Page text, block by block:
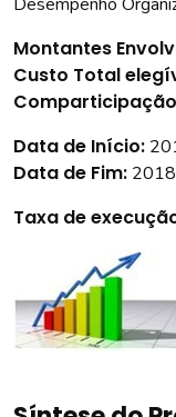
Montantes
Custo Total
Comparticipação
Data de Início:
Data de Fim:
Taxa de